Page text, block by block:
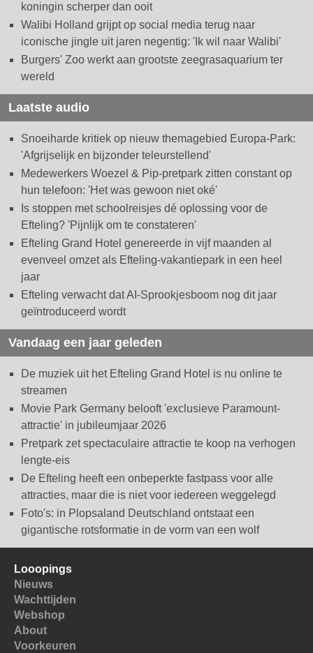
koningin scherper dan ooit
Walibi Holland grijpt op social media terug naar
iconische jingle uit jaren negentig: 'Ik wil naar Walibi'
Burgers' Zoo werkt aan grootste zeegrasaquarium ter
wereld
Laatste audio
Snoeiharde kritiek op nieuw themagebied Europa-Park:
'Afgrijselijk en bijzonder teleurstellend'
Medewerkers Woezel & Pip-pretpark zitten constant op
hun telefoon: 'Het was gewoon niet oké'
Is stoppen met schoolreisjes dé oplossing voor de
Efteling? 'Pijnlijk om te constateren'
Efteling Grand Hotel genereerde in vijf maanden al
evenveel omzet als Efteling-vakantiepark in een heel
jaar
Efteling verwacht dat AI-Sprookjesboom nog dit jaar
geïntroduceerd wordt
Vandaag een jaar geleden
De muziek uit het Efteling Grand Hotel is nu online te
streamen
Movie Park Germany belooft 'exclusieve Paramount-
attractie' in jubileumjaar 2026
Pretpark zet spectaculaire attractie te koop na verhogen
lengte-eis
De Efteling heeft een onbeperkte fastpass voor alle
attracties, maar die is niet voor iedereen weggelegd
Foto's: in Plopsaland Deutschland ontstaat een
gigantische rotsformatie in de vorm van een wolf
Looopings
Nieuws
Wachttijden
Webshop
About
Voorkeuren